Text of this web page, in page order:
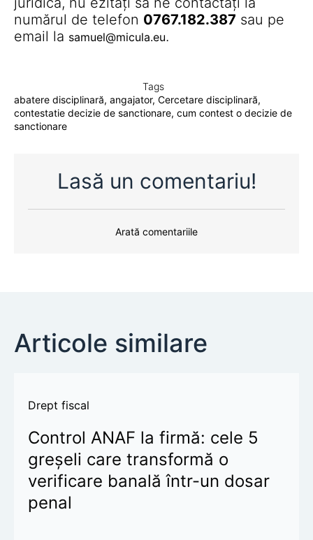
numărul de telefon 0767.182.387 sau pe
email la samuel@micula.eu.
Tags
abatere disciplinară, angajator, Cercetare disciplinară,
contestatie decizie de sanctionare, cum contest o decizie de
sanctionare
Lasă un comentariu!
Arată comentariile
Articole similare
Drept fiscal
Control ANAF la firmă: cele 5
greșeli care transformă o
verificare banală într-un dosar
penal